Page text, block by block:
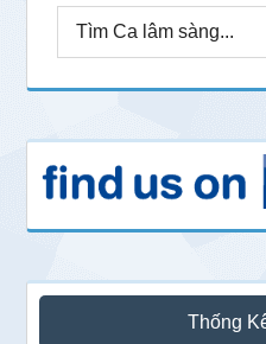
Thống